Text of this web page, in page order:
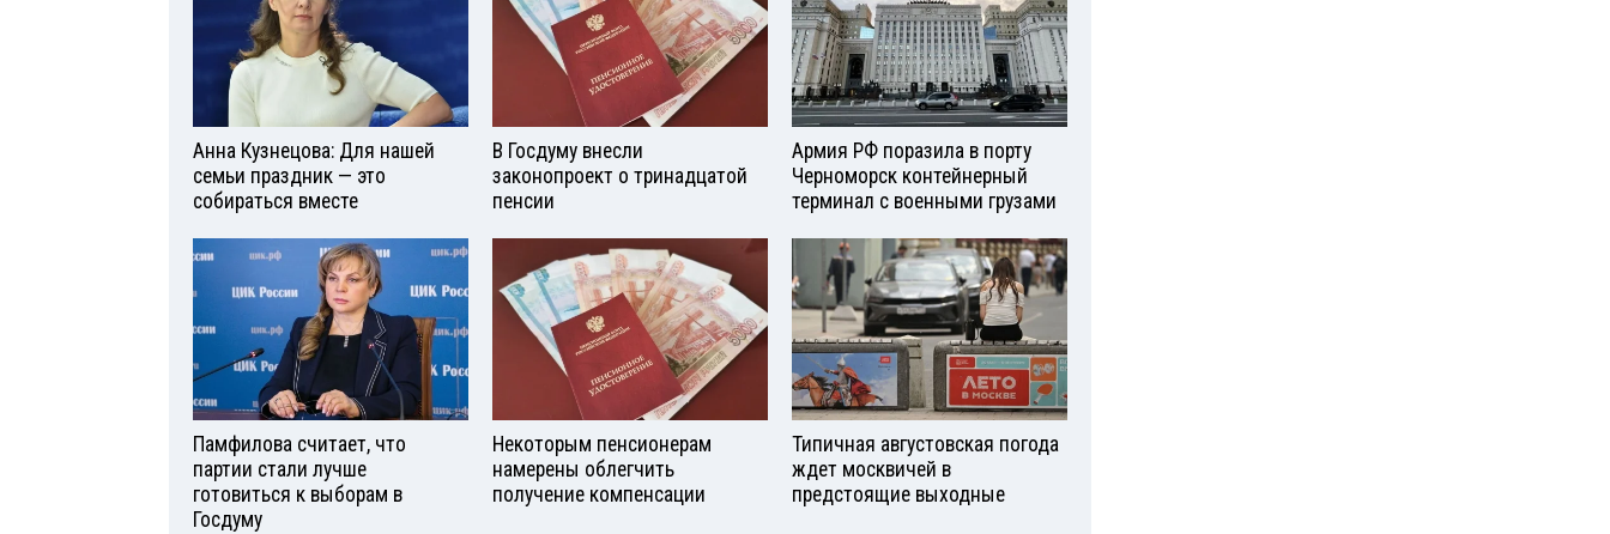
Анна Кузнецова: Для нашей
семьи праздник — это
собираться вместе
В Госдуму внесли
законопроект о тринадцатой
пенсии
Армия РФ поразила в порту
Черноморск контейнерный
терминал с военными грузами
Памфилова считает, что
партии стали лучше
готовиться к выборам в
Госдуму
Некоторым пенсионерам
намерены облегчить
получение компенсации
Типичная августовская погода
ждет москвичей в
предстоящие выходные